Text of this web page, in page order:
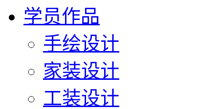
学员作品
手绘设计
家装设计
工装设计